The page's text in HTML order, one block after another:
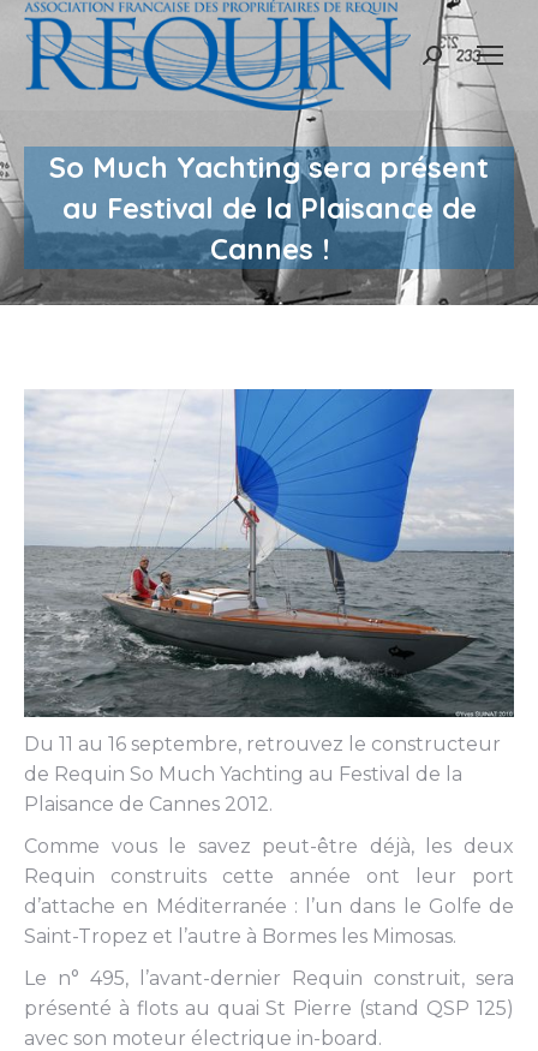
Recherche
So Much Yachting sera présent
au Festival de la Plaisance de
Cannes !
Du 11 au 16 septembre, retrouvez le constructeur
de Requin So Much Yachting au Festival de la
Plaisance de Cannes 2012.
Comme vous le savez peut-être déjà, les deux
Requin construits cette année ont leur port
d’attache en Méditerranée : l’un dans le Golfe de
Saint-Tropez et l’autre à Bormes les Mimosas.
Le n° 495, l’avant-dernier Requin construit, sera
présenté à flots au quai St Pierre (stand QSP 125)
avec son moteur électrique in-board.